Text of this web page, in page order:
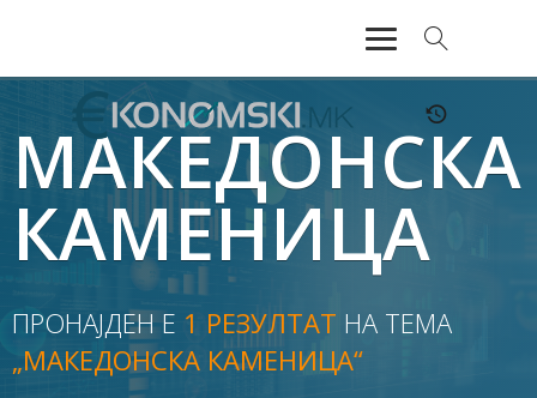
АКТУЕЛНО
ЕКОНОМИЈА
ФИНАНСИИ
БАНКАРСТВО
ЖИВОТ
МАКЕДОНСКА
КАМЕНИЦА
ПРОНАЈДЕН Е 1 РЕЗУЛТАТ НА ТЕМА
„МАКЕДОНСКА КАМЕНИЦА“